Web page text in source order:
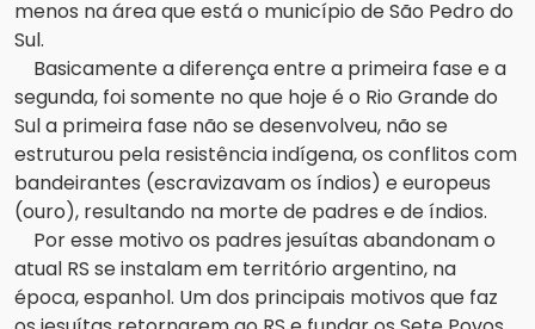
menos na área que está o município de São Pedro do
Sul.
Basicamente a diferença entre a primeira fase e a
segunda, foi somente no que hoje é o Rio Grande do
Sul a primeira fase não se desenvolveu, não se
estruturou pela resistência indígena, os conflitos com
bandeirantes (escravizavam os índios) e europeus
(ouro), resultando na morte de padres e de índios.
Por esse motivo os padres jesuítas abandonam o
atual RS se instalam em território argentino, na
época, espanhol. Um dos principais motivos que faz